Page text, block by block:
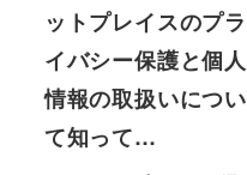
ットプレイスのプラ
イバシー保護と個人
情報の取扱いについ
て知って…